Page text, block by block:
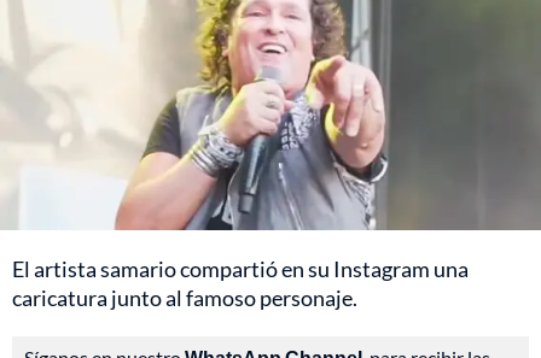
El artista samario compartió en su Instagram una
caricatura junto al famoso personaje.